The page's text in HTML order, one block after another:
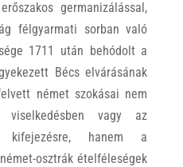
germanizálással,
félgyarmati sorban való
1711 után behódolt a
Bécs elvárásának
német szokásai nem
vagy az
kifejezésre, hanem a
osztrák ételféleségek